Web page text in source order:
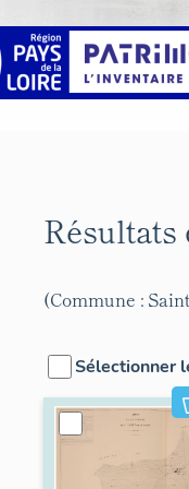
Résultats
(Commune :
Sélectionner